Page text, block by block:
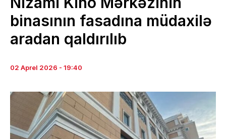
binasının fasadına müdaxilə
aradan qaldırılıb
02 Aprel 2026 - 19:40